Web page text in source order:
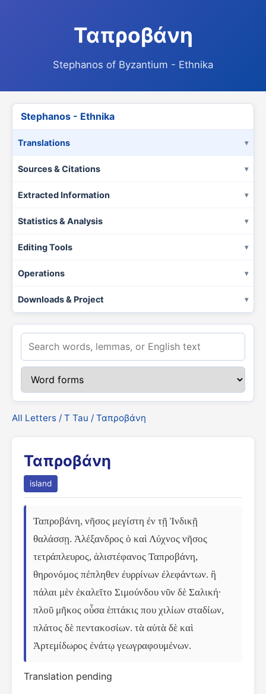
Ταπροβάνη
Stephanos of Byzantium - Ethnika
Stephanos - Ethnika
Translations
Sources & Citations
Extracted Information
Statistics & Analysis
Editing Tools
Operations
Downloads & Project
All Letters / Τ Tau / Ταπροβάνη
Ταπροβάνη
island
Ταπροβάνη, νῆσος μεγίστη ἐν τῇ Ἰνδικῇ
θαλάσσῃ. Ἀλέξανδρος ὁ καὶ Λύχνος νῆσος
τετράπλευρος, ἁλιστέφανος Ταπροβάνη,
θηρονόμος πέπληθεν ἐυρρίνων ἐλεφάντων. ἣ
πάλαι μὲν ἐκαλεῖτο Σιμούνδου νῦν δὲ Σαλική·
πλοῦ μῆκος οὖσα ἑπτάκις που χιλίων σταδίων,
πλάτος δὲ πεντακοσίων. τὰ αὐτὰ δὲ καὶ
Ἀρτεμίδωρος ἐνάτῳ γεωγραφουμένων.
Translation pending